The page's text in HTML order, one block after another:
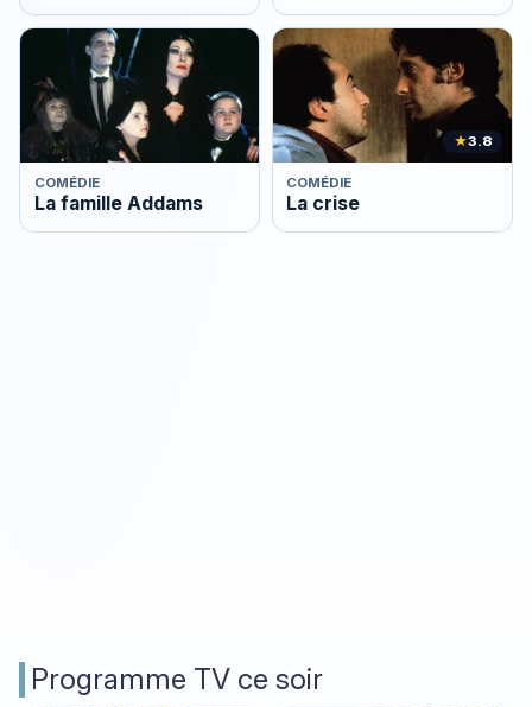
COMÉDIE
La famille Addams
★3.8
COMÉDIE
La crise
Programme TV ce soir